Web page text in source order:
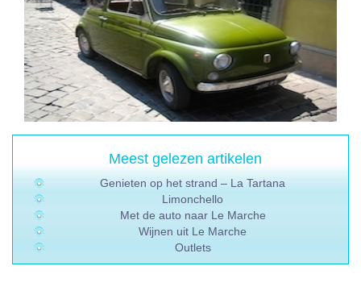
Meest gelezen artikelen
Genieten op het strand – La Tartana
Limonchello
Met de auto naar Le Marche
Wijnen uit Le Marche
Outlets